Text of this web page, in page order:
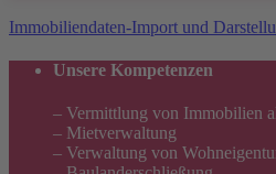
Immobiliendaten-Import und
Unsere Kompetenzen
– Vermittlung von Immobilien
– Mietverwaltung
– Verwaltung von